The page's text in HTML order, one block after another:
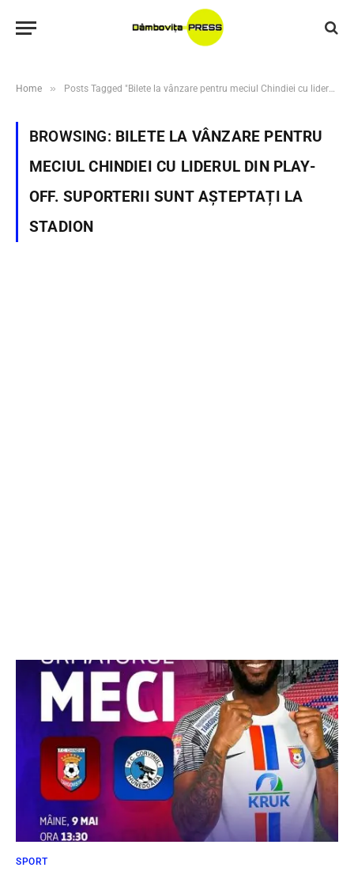
Home » Posts Tagged "Bilete la vânzare pentru meciul Chindiei cu liderul din play-off. Suporterii sunt așteptați la stadion"
BROWSING: BILETE LA VÂNZARE PENTRU
MECIUL CHINDIEI CU LIDERUL DIN PLAY-
OFF. SUPORTERII SUNT AȘTEPTAȚI LA
STADION
SPORT